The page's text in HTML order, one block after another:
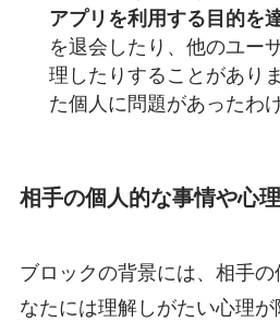
アプリを利用する目的を
を退会したり、他のユー
理したりすることがあり
た個人に問題があったわ
相手の個人的な事情や心理
ブロックの背景には、相手
なたには理解しがたい心理